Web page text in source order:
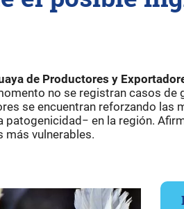
de Productores y
no se registran casos de
se encuentran reforzando las
en la región.
más vulnerables.